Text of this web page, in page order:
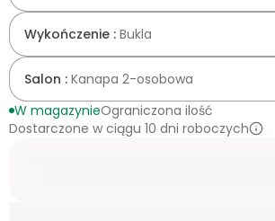
Wykończenie : Bukla
Salon : Kanapa 2-osobowa
W magazynieOgraniczona ilość
Dostarczone w ciągu 10 dni roboczych